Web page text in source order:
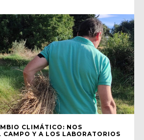
CLIMÁTICO: NOS
CAMPO Y A LOS LABORATORIOS